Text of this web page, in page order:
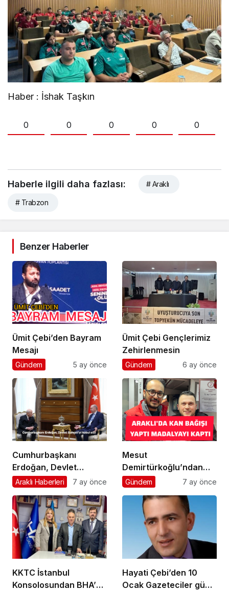
Haber : İshak Taşkın
0 0 0 0 0
Haberle ilgili daha fazlası: # Araklı
# Trabzon
Benzer Haberler
Ümit Çebi’den Bayram
Mesajı
Gündem 5 ay önce
Ümit Çebi Gençlerimiz
Zehirlenmesin
Gündem 6 ay önce
Cumhurbaşkanı
Erdoğan, Devlet
Bahçeli’yi kabul etti
Araklı Haberleri 7 ay önce
Mesut
Demirtürkoğlu’ndan
Örnek Davranış
Gündem 7 ay önce
KKTC İstanbul
Konsolosundan BHA’ya
Hayati Çebi’den 10
Ocak Gazeteciler günü